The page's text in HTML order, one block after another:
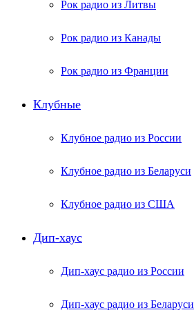
Рок радио из Литвы
Рок радио из Канады
Рок радио из Франции
Клубные
Клубное радио из России
Клубное радио из Беларуси
Клубное радио из США
Дип-хаус
Дип-хаус радио из России
Дип-хаус радио из Беларуси